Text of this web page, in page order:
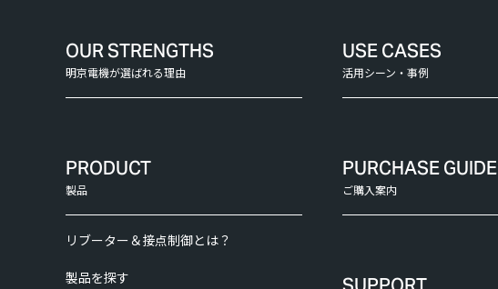
OUR STRENGTHS
明京電機が選ばれる理由
PRODUCT
製品
リブーター＆接点制御とは？
製品を探す
USE CASES
活用シーン・事例
PURCHASE GUIDE
ご購入案内